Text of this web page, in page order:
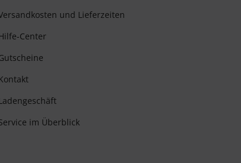
und Lieferzeiten
Center
im Überblick